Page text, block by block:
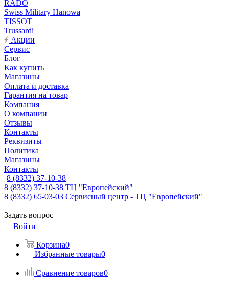
RADO
Swiss Military Hanowa
TISSOT
Trussardi
Акции
Сервис
Блог
Как купить
Магазины
Оплата и доставка
Гарантия на товар
Компания
О компании
Отзывы
Контакты
Реквизиты
Политика
Магазины
Контакты
8 (8332) 37-10-38
8 (8332) 37-10-38 ТЦ "Европейский"
8 (8332) 65-03-03 Сервисный центр - ТЦ "Европейский"
Задать вопрос
Войти
Корзина0
Избранные товары0
Сравнение товаров0